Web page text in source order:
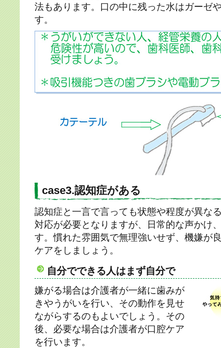
法もあります。口の中に残った水はガーゼ
す。
case3.認知症がある
認知症と一言で言っても状態や程度が異な
対応が必要となりますが、日常的な声かけ
す。慣れた雰囲気で無理強いせず、機嫌が
ケアをしましょう。
自分でできる人はまず自分で
嫌がる場合は介護者が一緒に歯みが
きやうがいを行い、その動作を見せ
ながらするのもよいでしょう。その
後、必要な場合は介護者が口腔ケア
を行います。